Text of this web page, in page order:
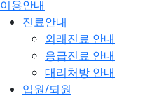
이용안내
진료안내
외래진료 안내
응급진료 안내
대리처방 안내
입원/퇴원